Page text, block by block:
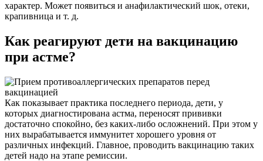
характер. Может появиться и анафилактический шок, отеки,
крапивница и т. д.
Как реагируют дети на вакцинацию
при астме?
Как показывает практика последнего периода, дети, у
которых диагностирована астма, переносят прививки
достаточно спокойно, без каких-либо осложнений. При этом у
них вырабатывается иммунитет хорошего уровня от
различных инфекций. Главное, проводить вакцинацию таких
детей надо на этапе ремиссии.